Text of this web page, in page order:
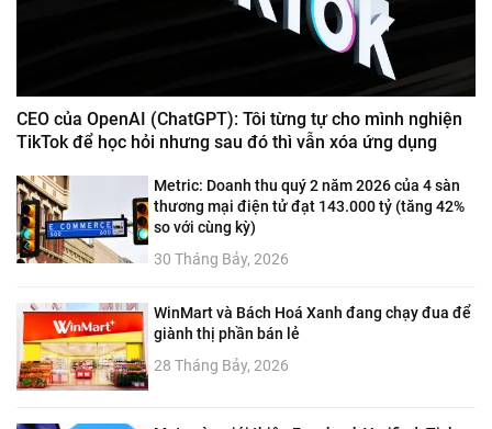
CEO của OpenAI (ChatGPT): Tôi từng tự cho mình nghiện
TikTok để học hỏi nhưng sau đó thì vẫn xóa ứng dụng
Metric: Doanh thu quý 2 năm 2026 của 4 sàn
thương mại điện tử đạt 143.000 tỷ (tăng 42%
so với cùng kỳ)
30 Tháng Bảy, 2026
WinMart và Bách Hoá Xanh đang chạy đua để
giành thị phần bán lẻ
28 Tháng Bảy, 2026